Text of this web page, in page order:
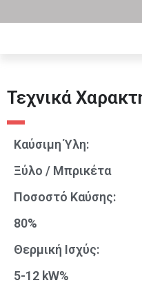
Τεχνικά
Καύσιμη Ύλη:
Ξύλο / Μπρικέτα
Ποσοστό Καύσης:
80%
Θερμική Ισχύς:
5-12 kW%